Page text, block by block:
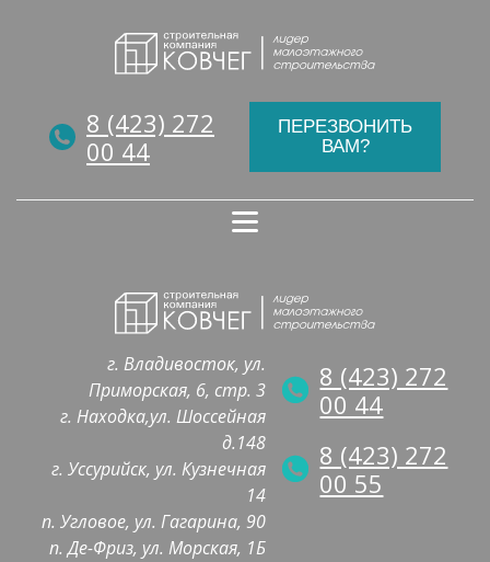
8 (423) 272
00 44
ПЕРЕЗВОНИТЬ
ВАМ?
г. Владивосток, ул.
Приморская, 6, стр. 3
г. Находка,ул. Шоссейная
д.148
г. Уссурийск, ул. Кузнечная
14
п. Угловое, ул. Гагарина, 90
п. Де-Фриз, ул. Морская, 1Б
8 (423) 272
00 44
8 (423) 272
00 55